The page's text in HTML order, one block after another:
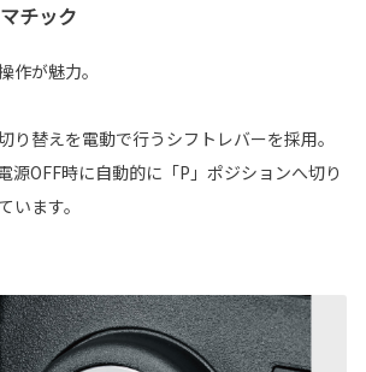
チック
作が魅力。
り替えを電動で行うシフトレバーを採用。
源OFF時に自動的に「P」ポジションへ切り
います。